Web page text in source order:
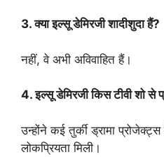
3. क्या इल्सू डेमिरजी शादीशुदा हैं?
नहीं, वे अभी अविवाहित हैं।
4. इल्सू डेमिरजी किस टीवी शो से
उन्होंने कई तुर्की ड्रामा
लोकप्रियता मिली।